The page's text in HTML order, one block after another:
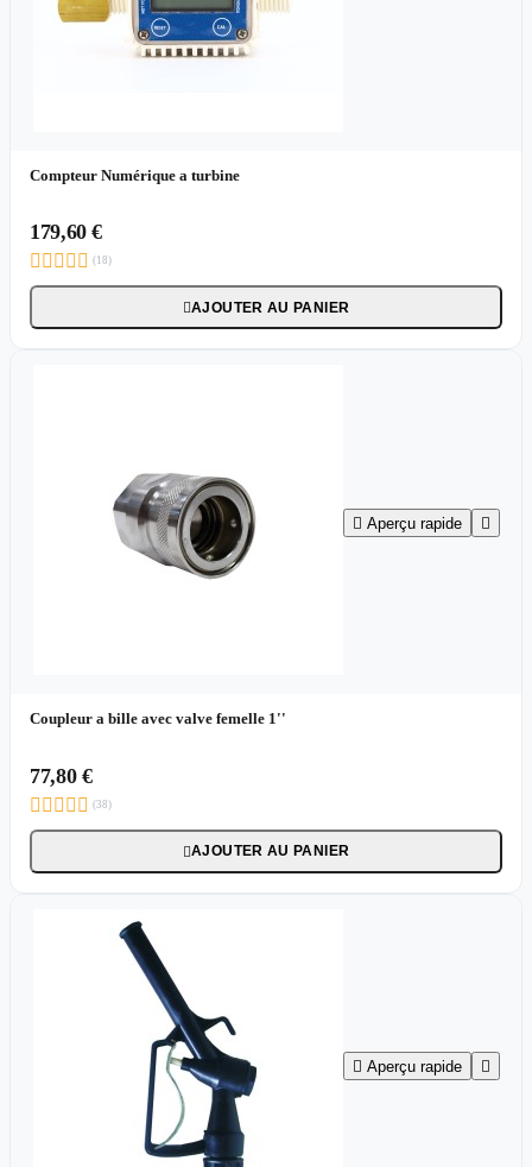
Compteur Numérique a turbine
179,60 €
     (18)
AJOUTER AU PANIER
 Aperçu rapide 
Coupleur a bille avec valve femelle 1''
77,80 €
     (38)
AJOUTER AU PANIER
 Aperçu rapide 